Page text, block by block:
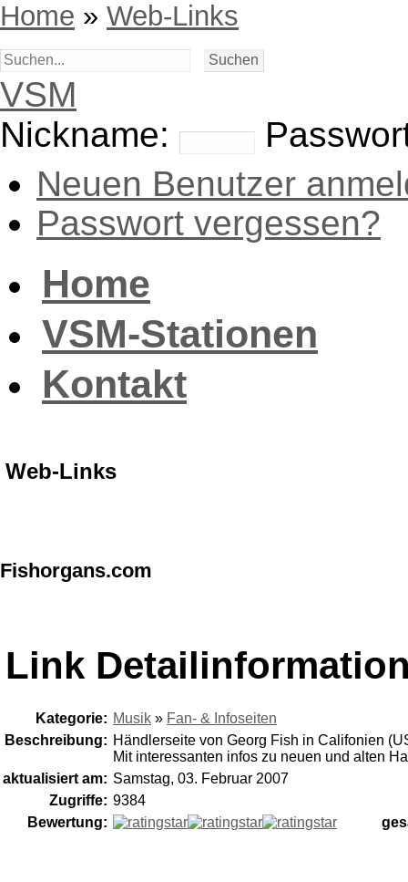
Home » Web-Links
VSM
Nickname:
Neuen Benutzer
Passwort vergessen?
Home
VSM-Stationen
Kontakt
Web-Links
Fishorgans.com
Link
Kategorie: Musik » Fan- & Infoseiten
Beschreibung: Händlerseite von Georg Fish in Califonien
Mit interessanten infos zu neuen und alten
aktualisiert am: Samstag, 03. Februar 2007
Zugriffe: 9384
Bewertung: